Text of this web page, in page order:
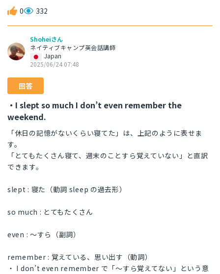
0 332
Shoheiさん
ネイティブキャンプ英会話講師
Japan
2025/06/24 07:48
回答
・I slept so much I don’t even remember the
weekend.
「休日の記憶がないくらい寝てた」は、上記のように表せま
す。
「とてもたくさん寝て、週末のことすら覚えていない」と直訳
できます。
slept : 寝た（動詞 sleep の過去形）
so much : とてもたくさん
even : 〜すら（副詞）
remember : 覚えている、思い出す（動詞）
・ I don’t even remember で「〜すら覚えてない」という意